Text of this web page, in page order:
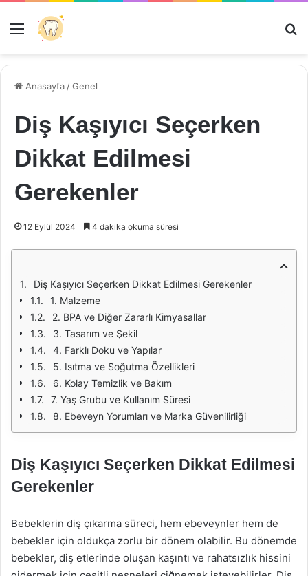
Menü
Anasayfa /Genel
Diş Kaşıyıcı Seçerken
Dikkat Edilmesi
Gerekenler
12 Eylül 2024 4 dakika okuma süresi
Diş Kaşıyıcı Seçerken Dikkat Edilmesi Gerekenler
1. Malzeme
2. BPA ve Diğer Zararlı Kimyasallar
3. Tasarım ve Şekil
4. Farklı Doku ve Yapılar
5. Isıtma ve Soğutma Özellikleri
6. Kolay Temizlik ve Bakım
7. Yaş Grubu ve Kullanım Süresi
8. Ebeveyn Yorumları ve Marka Güvenilirliği
Diş Kaşıyıcı Seçerken Dikkat Edilmesi
Gerekenler
Bebeklerin diş çıkarma süreci, hem ebeveynler hem de
bebekler için oldukça zorlu bir dönem olabilir. Bu dönemde
bebekler, diş etlerinde oluşan kaşıntı ve rahatsızlık hissini